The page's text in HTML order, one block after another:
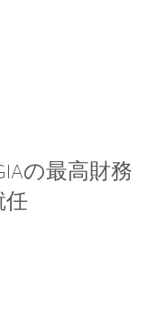
の最高財務
任